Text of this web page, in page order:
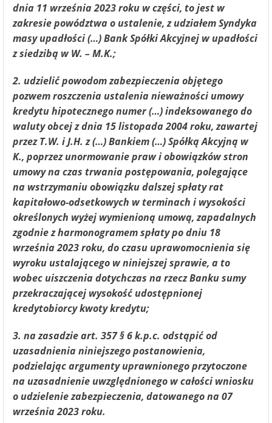
dnia 11 września 2023 roku w części, to jest w
zakresie powództwa o ustalenie, z udziałem Syndyka
masy upadłości (…) Bank Spółki Akcyjnej w upadłości
z siedzibą w W. – M.K.;
2. udzielić powodom zabezpieczenia objętego
pozwem roszczenia ustalenia nieważności umowy
kredytu hipotecznego numer (…) indeksowanego do
waluty obcej z dnia 15 listopada 2004 roku, zawartej
przez T.W. i J.H. z (…) Bankiem (…) Spółką Akcyjną w
K., poprzez unormowanie praw i obowiązków stron
umowy na czas trwania postępowania, polegające
na wstrzymaniu obowiązku dalszej spłaty rat
kapitałowo-odsetkowych w terminach i wysokości
określonych wyżej wymienioną umową, zapadalnych
zgodnie z harmonogramem spłaty po dniu 18
września 2023 roku, do czasu uprawomocnienia się
wyroku ustalającego w niniejszej sprawie, a to
wobec uiszczenia dotychczas na rzecz Banku sumy
przekraczającej wysokość udostępnionej
kredytobiorcy kwoty kredytu;
3. na zasadzie art. 357 § 6 k.p.c. odstąpić od
uzasadnienia niniejszego postanowienia,
podzielając argumenty uprawnionego przytoczone
na uzasadnienie uwzględnionego w całości wniosku
o udzielenie zabezpieczenia, datowanego na 07
września 2023 roku.